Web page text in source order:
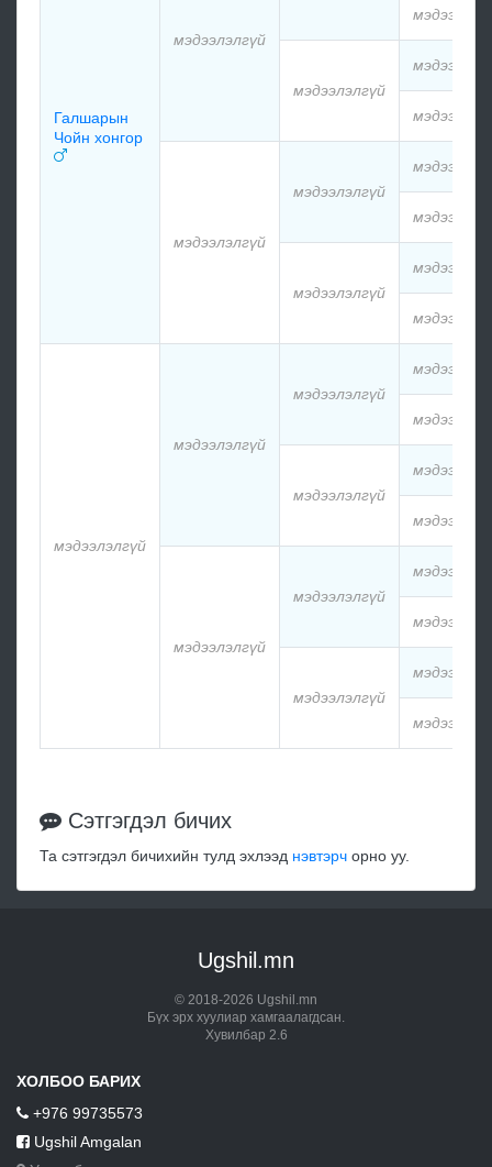
Галшарын
Чойн хонгор
мэдээлэлгүй
мэдээлэлгүй
мэдээлэлгүй
мэдээлэлгүй
мэдээлэлгүй
мэдээлэлгүй
мэдээлэлгүй
мэдээлэлгүй
мэдээлэлгүй
мэдээлэлгүй
мэдээлэлгүй
мэдээлэлгүй
Сэтгэгдэл бичих
Та сэтгэгдэл бичихийн тулд эхлээд нэвтэрч орно уу.
Ugshil.mn
© 2018-2026 Ugshil.mn
Бүх эрх хуулиар хамгаалагдсан.
Хувилбар 2.6
ХОЛБОО БАРИХ
+976 99735573
Ugshil Amgalan